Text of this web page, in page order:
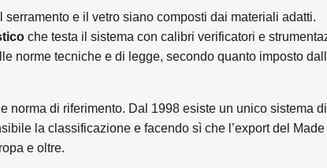
e il vetro siano composti dai materiali adatti.
che testa il sistema con calibri verificatori e
norme tecniche e di legge, secondo quanto imposto
norma di riferimento. Dal 1998 esiste un unico sistema di
la classificazione e facendo sì che l’export del Made
e oltre.